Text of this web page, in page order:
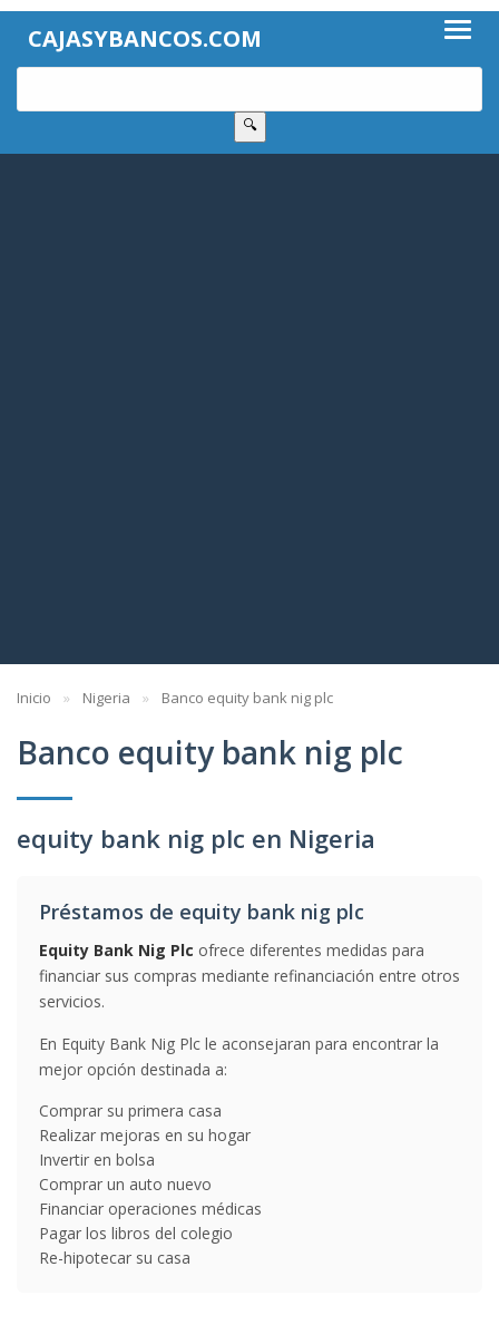
CAJASYBANCOS.COM
🔍
Inicio Nigeria Banco equity bank nig plc
Banco equity bank nig plc
equity bank nig plc en Nigeria
Préstamos de equity bank nig plc
Equity Bank Nig Plc ofrece diferentes medidas para
financiar sus compras mediante refinanciación entre otros
servicios.
En Equity Bank Nig Plc le aconsejaran para encontrar la
mejor opción destinada a:
Comprar su primera casa
Realizar mejoras en su hogar
Invertir en bolsa
Comprar un auto nuevo
Financiar operaciones médicas
Pagar los libros del colegio
Re-hipotecar su casa